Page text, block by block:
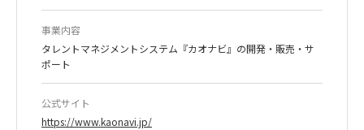
事業内容
タレントマネジメントシステム『カオナビ』の開発・販売・サ
ポート
公式サイト
https://www.kaonavi.jp/